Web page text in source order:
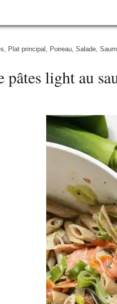
, Plat principal , Poireau, Salade,
pâtes light au